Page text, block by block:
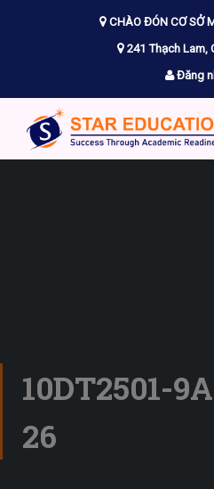
CHÀO ĐÓN CƠ SỞ
241 Thạch Lam,
Đăng
10DT2501-
26